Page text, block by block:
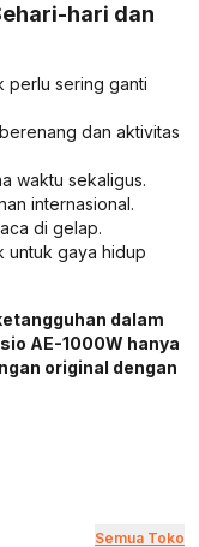
hari dan
perlu sering ganti
dan aktivitas
waktu sekaligus.
internasional.
di gelap.
untuk gaya hidup
dalam
AE-1000W hanya
original dengan
Semua Toko